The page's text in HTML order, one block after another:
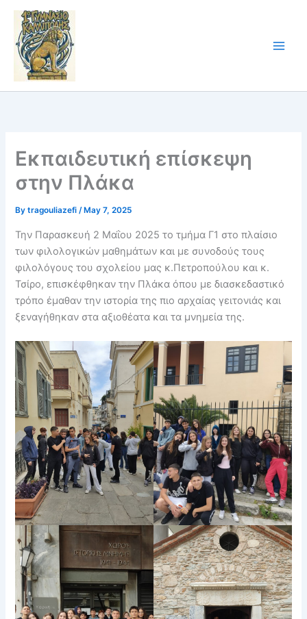
Skip
content
Εκπαιδευτική επίσκεψη
στην Πλάκα
Bytragouliazefi/ May 7, 2025
Την Παρασκευή 2 Μαΐου 2025 το τμήμα Γ1 στο πλαίσιο
των φιλολογικών μαθημάτων και με συνοδούς τους
φιλολόγους του σχολείου μας κ.Πετροπούλου και κ.
Τσίρο, επισκέφθηκαν την Πλάκα όπου με διασκεδαστικό
τρόπο έμαθαν την ιστορία της πιο αρχαίας γειτονιάς και
ξεναγήθηκαν στα αξιοθέατα και τα μνημεία της.